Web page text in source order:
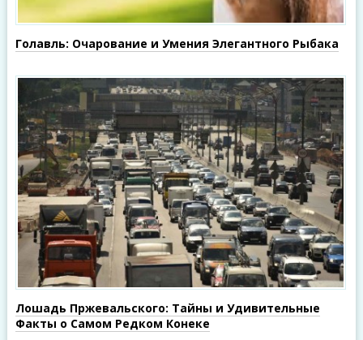
Голавль: Очарование и Умения Элегантного Рыбака
Лошадь Пржевальского: Тайны и Удивительные
Факты о Самом Редком Конеке